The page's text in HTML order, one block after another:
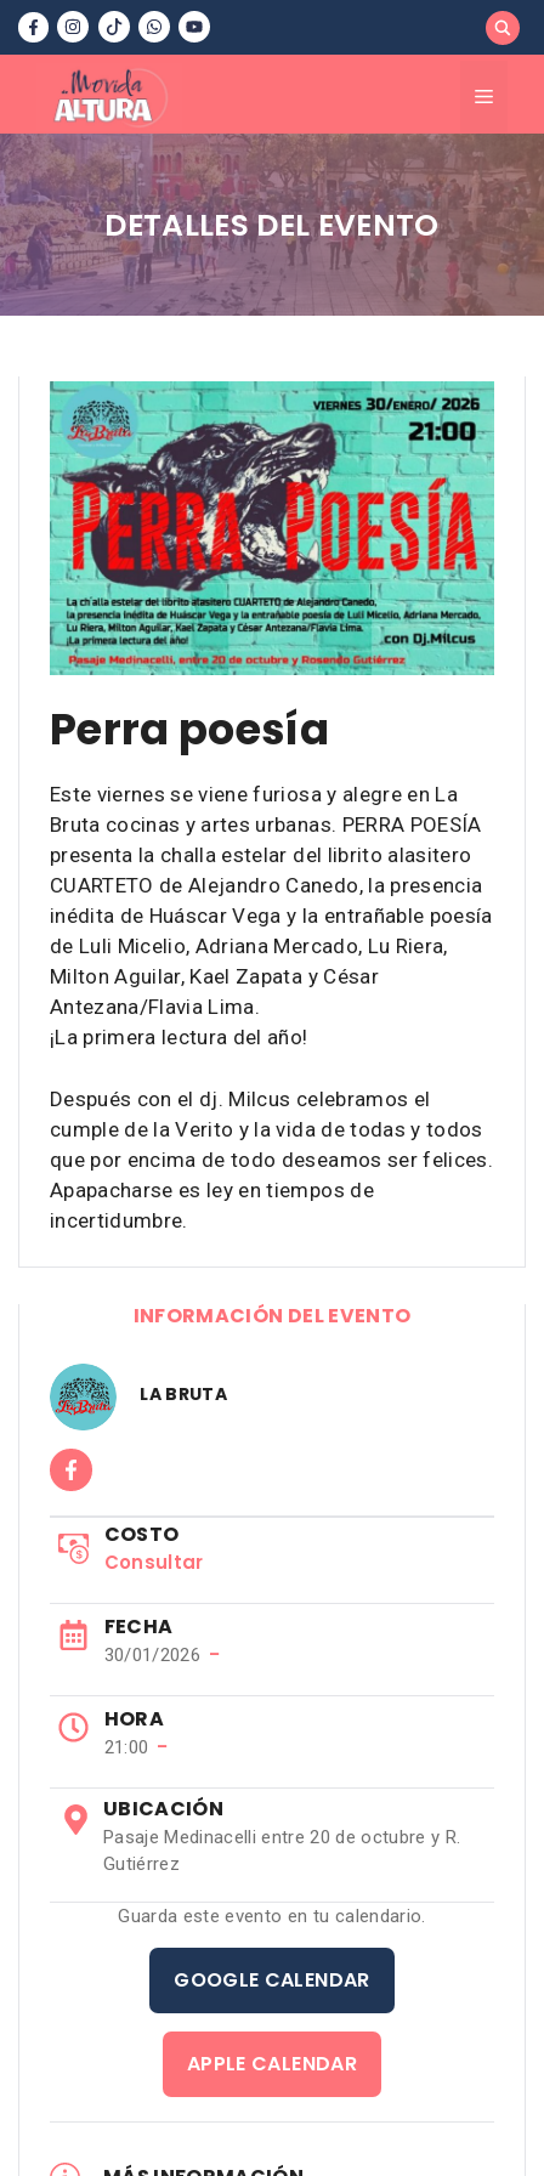
Saltar
contenido
Menú
DETALLES DEL EVENTO
Perra poesía
Este viernes se viene furiosa y alegre en La
Bruta cocinas y artes urbanas. PERRA POESÍA
presenta la challa estelar del librito alasitero
CUARTETO de Alejandro Canedo, la presencia
inédita de Huáscar Vega y la entrañable poesía
de Luli Micelio, Adriana Mercado, Lu Riera,
Milton Aguilar, Kael Zapata y César
Antezana/Flavia Lima.
¡La primera lectura del año!
Después con el dj. Milcus celebramos el
cumple de la Verito y la vida de todas y todos
que por encima de todo deseamos ser felices.
Apapacharse es ley en tiempos de
incertidumbre.
INFORMACIÓN DEL EVENTO
LA BRUTA
COSTO
Consultar
FECHA
30/01/2026 −
HORA
21:00 −
UBICACIÓN
Pasaje Medinacelli entre 20 de octubre y R.
Gutiérrez
Guarda este evento en tu calendario.
GOOGLE CALENDAR
APPLE CALENDAR